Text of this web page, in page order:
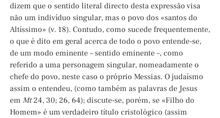
dizem que o sentido literal directo desta expressão visa
não um indivíduo singular, mas o povo dos «santos do
Altíssimo» (v. 18). Contudo, como sucede frequentemente,
o que é dito em geral acerca de todo o povo entende-se,
de um modo eminente – sentido eminente –, como
referido a uma personagem singular, nomeadamente o
chefe do povo, neste caso o próprio Messias. O judaísmo
assim o entendeu, (como também as palavras de Jesus
em Mt24, 30; 26, 64); discute-se, porém, se «Filho do
Homem» é um verdadeiro título cristológico (assim